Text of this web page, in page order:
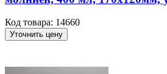
Код товара: 14660
Уточнить цену